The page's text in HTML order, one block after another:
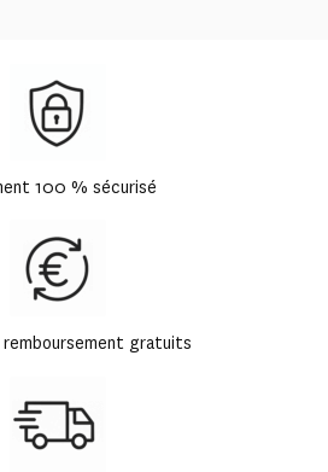
100 % sécurisé
gratuits